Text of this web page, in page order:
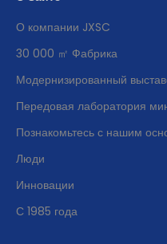
О компании JXSC
30 000 ㎡ Фабрика
Модернизированный
Передовая лаборатория
Познакомьтесь с нашим
Люди
Инновации
С 1985 года